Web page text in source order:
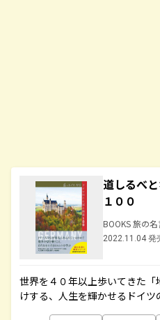
道しるべ
１００
BOOKS 旅の
2022.11.04 発
世界を４０年以上歩いてきた
けする、人生を輝かせるドイ